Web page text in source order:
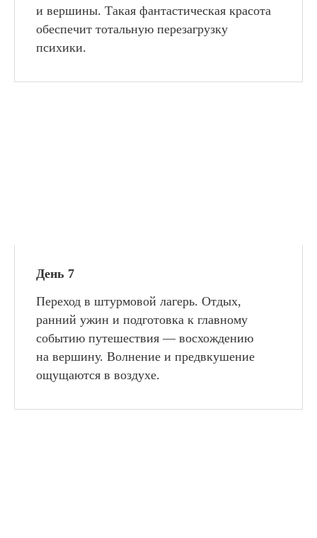
и вершины. Такая фантастическая красота
обеспечит тотальную перезагрузку
психики.
День 7
Переход в штурмовой лагерь. Отдых,
ранний ужин и подготовка к главному
событию путешествия — восхождению
на вершину. Волнение и предвкушение
ощущаются в воздухе.